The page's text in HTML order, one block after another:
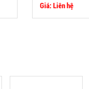
Giá: Liên hệ